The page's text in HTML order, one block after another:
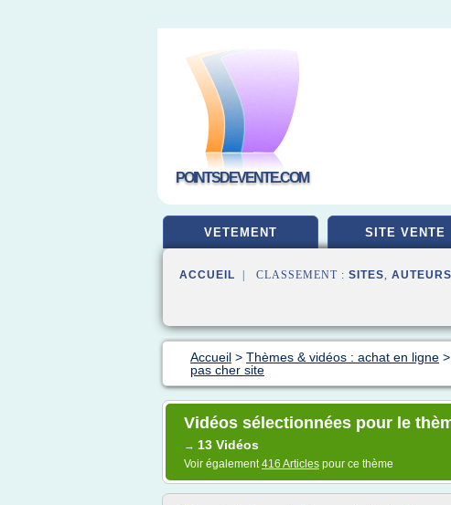
POINTSDEVENTE.COM
VETEMENT SITE VENTE
ACCUEIL | CLASSEMENT : SITES,
Accueil > Thèmes & vidéos : achat en ligne >
pas cher site
Vidéos sélectionnées pour le
→ 13 Vidéos
Voir également416 Articles pour ce thème